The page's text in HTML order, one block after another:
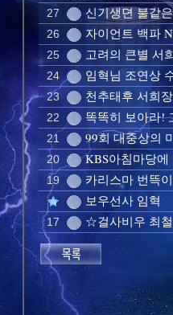
27 신기생뎐 불같
26 자이언트 백파
25 고려의 큰별 서
24 임혁님 조연상
23 천추태후 서희
22 똑똑히 보아라!
21 99회 대중상의
20 KBS아침마당에
19
카리스마 번뜩
보우선사 임혁
17 ☆걸사비우 최